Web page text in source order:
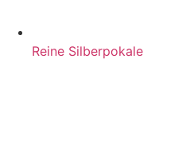
Reine Silberpokale